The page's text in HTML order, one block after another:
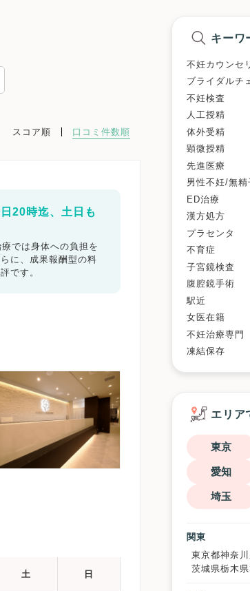
スコア順 口コミ件数順
20時迄、土日も
では身体への負担を
に、成果報酬型の料
です。
土 日
キーワ
不妊カウンセ
ブライダルチ
不妊検査
人工授精
体外受精
顕微授精
先進医療
男性不妊/無精
ED治療
漢方処方
プラセンタ
不育症
子宮鏡検査
腹腔鏡手術
駅近
女医在籍
不妊治療専門
凍結保存
エリア
東京
愛知
埼玉
関東
東京都神奈
茨城県栃木県